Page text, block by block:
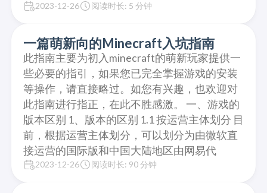
2023-12-26 阅读时长: 5 分钟
一篇萌新向的Minecraft入坑指南
此指南主要为初入minecraft的萌新玩家提供一
些必要的指引，如果您已完全掌握游戏的安装
等操作，请直接略过。如您有兴趣，也欢迎对
此指南进行指正，在此不胜感激。 一、游戏的
版本区别 1、版本的区别 1.1 按运营主体划分 目
前，根据运营主体划分，可以划分为由微软直
接运营的国际版和中国大陆地区由网易代
2023-12-26 阅读时长: 90 分钟